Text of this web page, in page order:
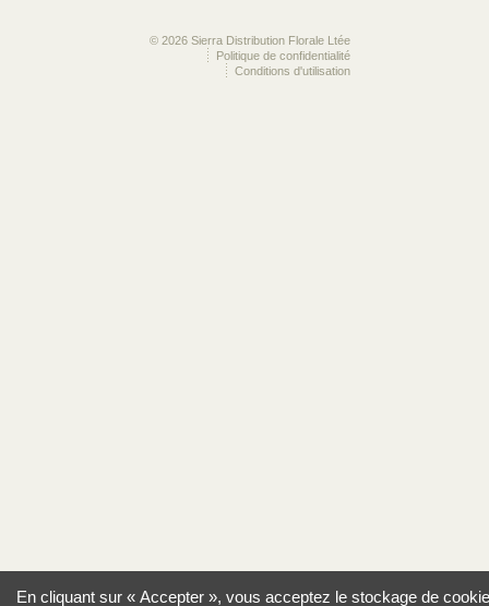
© 2026 Sierra Distribution Florale Ltée
Politique de confidentialité
Conditions d'utilisation
En cliquant sur « Accepter », vous acceptez le stockage de